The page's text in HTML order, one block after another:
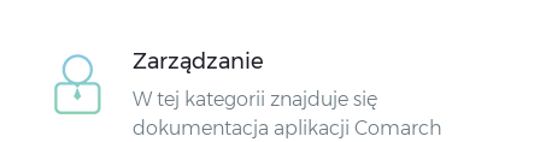
Zarządzanie
W tej kategorii znajduje się
dokumentacja aplikacji Comarch